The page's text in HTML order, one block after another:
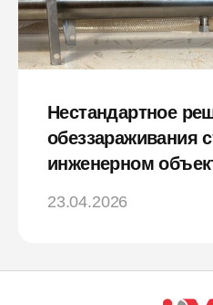
Нестандартное
обеззараживания
инженерном
23.04.2026